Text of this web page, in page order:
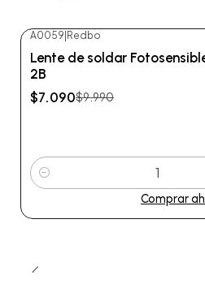
A0059 Redbo
Lente de soldar
2B
$7.090$9.990
Cantidad
Comprar